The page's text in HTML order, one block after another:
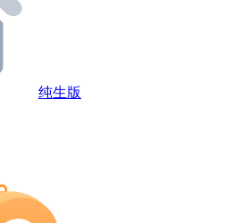
纯生版